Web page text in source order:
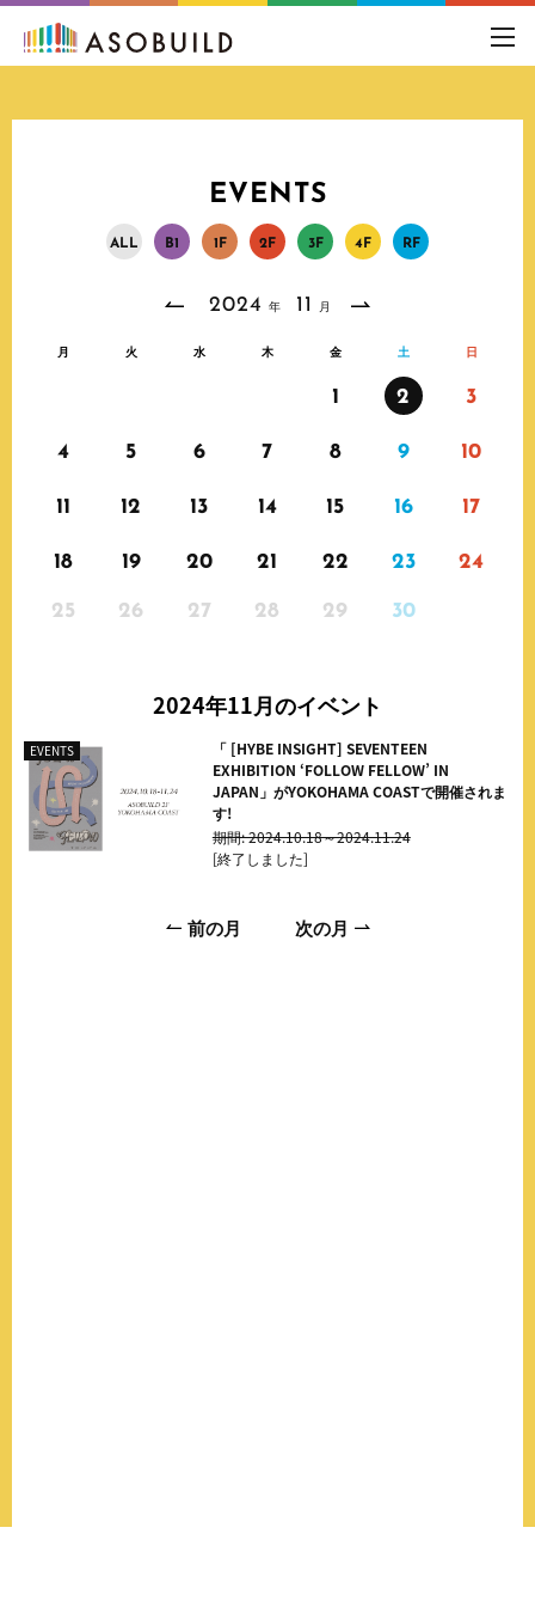
EVENTS
AL L B1 1 F 2F 3F 4F RF
2024 年 11 月
月 火 水 木 金 土 日
1 2 3
4 5 6 7 8 9 10
11 12 13 14 15 16 17
18 19 20 21 22 23 24
25 26 27 28 29 30
2024年11月のイベント
EVENTS
「 [HYBE INSIGHT] SEVENTEEN
EXHIBITION ‘FOLLOW FELLOW’ IN
JAPAN」がYOKOHAMA COASTで開催されま
す!
期間: 2024.10.18～2024.11.24
[終了しました]
前の月 次の月